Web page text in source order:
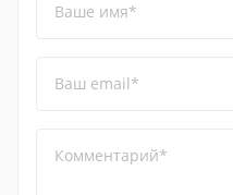
Ваше имя*
Ваш email*
Комментарий*